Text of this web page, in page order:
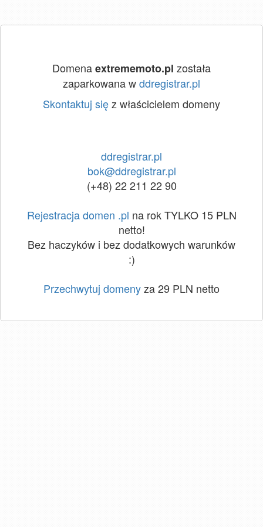
Domenaextrememoto.pl została
zaparkowana wddregistrar.pl
Skontaktuj sięz właścicielem domeny
ddregistrar.pl
bok@ddregistrar.pl
(+48) 22 211 22 90
Rejestracja domen .pl na rok TYLKO 15 PLN
netto!
Bez haczyków i bez dodatkowych warunków
:)
Przechwytuj domenyza 29 PLN netto